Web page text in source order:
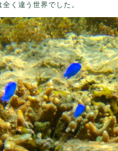
く違う世界でした。